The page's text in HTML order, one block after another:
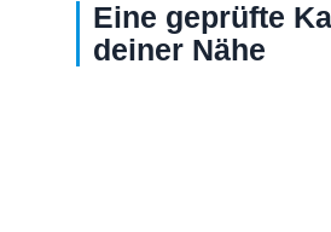
Eine geprüfte
deiner Nähe